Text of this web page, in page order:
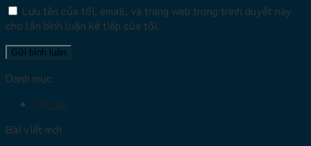
Lưu tên của tôi, email, và trang web trong trình duyệt này
cho lần bình luận kế tiếp của tôi.
Danh mục
Tin tức
Bài viết mới